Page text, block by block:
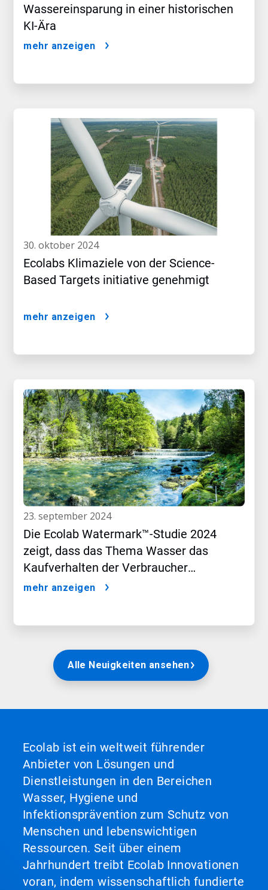
Wassereinsparung in einer historischen
KI-Ära
mehr anzeigen
30. oktober 2024
Ecolabs Klimaziele von der Science-
Based Targets initiative genehmigt
mehr anzeigen
23. september 2024
Die Ecolab Watermark™-Studie 2024
zeigt, dass das Thema Wasser das
Kaufverhalten der Verbraucher
beeinflusst
mehr anzeigen
Alle Neuigkeiten ansehen
Ecolab ist ein weltweit führender
Anbieter von Lösungen und
Dienstleistungen in den Bereichen
Wasser, Hygiene und
Infektionsprävention zum Schutz von
Menschen und lebenswichtigen
Ressourcen. Seit über einem
Jahrhundert treibt Ecolab Innovationen
voran, indem wissenschaftlich fundierte